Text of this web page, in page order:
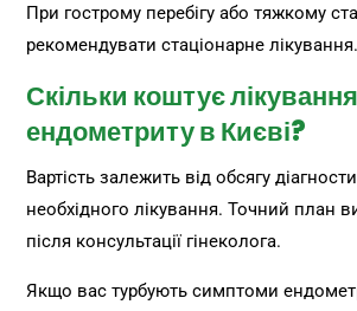
При гострому перебігу або тяжкому
рекомендувати стаціонарне лікування.
Скільки коштує лікування
ендометриту в Києві?
Вартість залежить від обсягу
необхідного лікування. Точний план
після консультації гінеколога.
Якщо вас турбують симптоми